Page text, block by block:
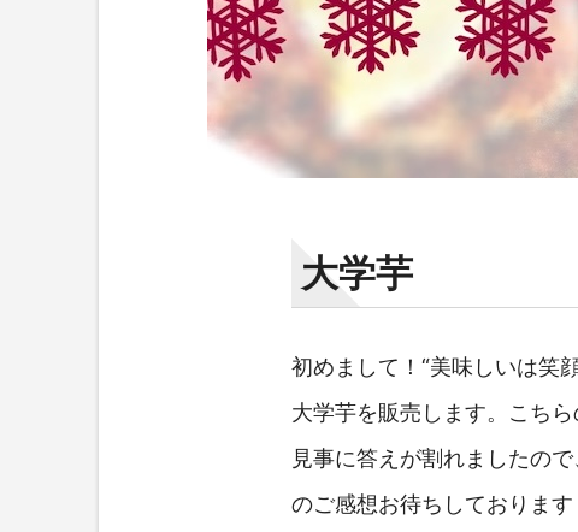
大学芋
初めまして！“美味しいは笑
大学芋を販売します。こち
見事に答えが割れましたの
のご感想お待ちしております